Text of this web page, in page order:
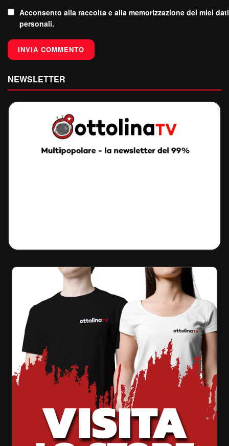
Acconsento alla raccolta e alla memorizzazione dei miei dati
personali.
NEWSLETTER